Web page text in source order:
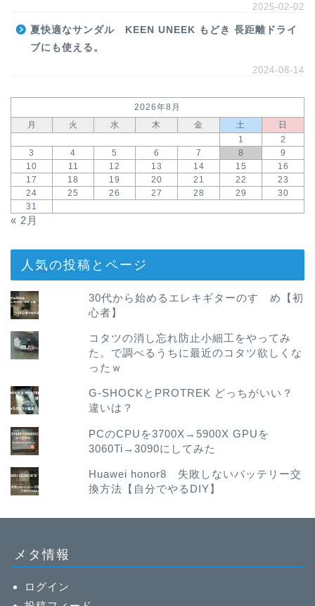
2025-02-02
夏快適なサンダル KEEN UNEEK もどき 長距離ドライ
ブにも使える。
2024-08-14
2026年8月
月
火 水 木 金 土
日
1
2
3
4 5 6 7 8
9
10
11 12 13 14 15
16
17
18 19 20 21 22
23
24
25 26 27 28 29
30
31
« 2月
人気の投稿とページ
30代から始めるエレキギターのすゝめ【初
心者】
コタツの消し忘れ防止小細工をやってみ
た。で調べるうちに最近のコタツ欲しくな
ったｗ
G-SHOCKとPROTREK どっちがいい？
違いは？
PCのCPUを3700X→5900X GPUを
3060Ti→3090にしてみた
Huawei honor8 失敗しないバッテリー交
換方法【自分でやるDIY】
メタ情報
ログイン